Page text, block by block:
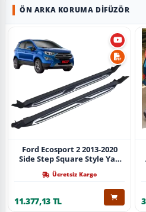
ÖN ARKA KORUMA DIFÜZÖR
Ford Ecosport 2 2013-2020
Side Step Square Style Yan
Ücretsiz Kargo
11.377,13 TL